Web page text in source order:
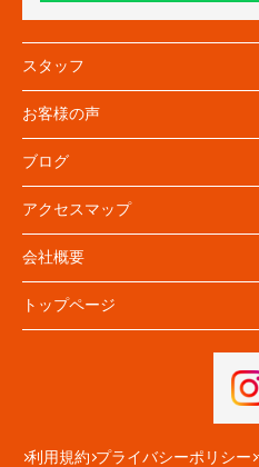
スタッフ
お客様の声
ブログ
アクセスマップ
会社概要
トップページ
利用規約 プライバシーポリシー